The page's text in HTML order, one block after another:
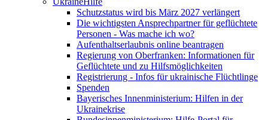
Schutzstatus wird bis März 2027 verlängert
Die wichtigsten Ansprechpartner für geflüchtete
Personen - Was mache ich wo?
Aufenthaltserlaubnis online beantragen
Regierung von Oberfranken: Informationen für
Geflüchtete und zu Hilfsmöglichkeiten
Registrierung - Infos für ukrainische Flüchtlinge
Spenden
Bayerisches Innenministerium: Hilfen in der
Ukrainekrise